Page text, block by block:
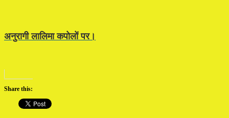
अनुरागी लालिमा कपोलों पर।
Share this: